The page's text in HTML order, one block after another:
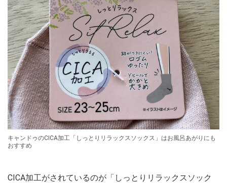
キャンドゥのCICA加工「しっとりリラックスソックス」はお風呂あがりにも
おすすめ
CICA加工がされているのが「しっとりリラックスソック